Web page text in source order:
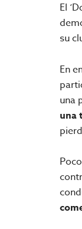
El
su
En
una
una